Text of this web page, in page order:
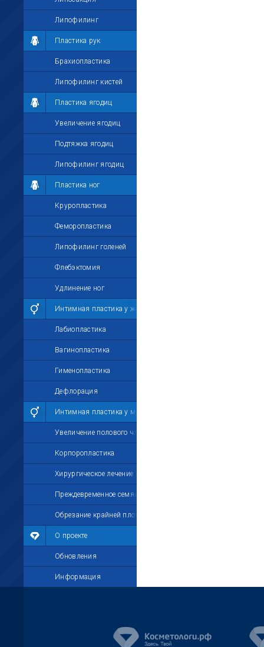
Липофилинг
Пластика рук
Брахиопластика
Липофилинг кистей
Пластика ягодиц
Увеличение ягодиц
Подтяжка ягодиц
Липофилинг ягодиц
Пластика ног
Круропластика
Феморопластика
Липофилинг голеней
Флебэктомия
Удлинение ног
Интимная пластика у женщин
Лабиопластика
Вагинопластика
Гименопластика
Дефлорация
Интимная пластика у мужчин
Увеличение полового члена
Корпоропластика
Хирургическое лечение импотенции
Преждевременное семяизвержение
Обрезание крайней плоти
О проекте
Обновления
Информация